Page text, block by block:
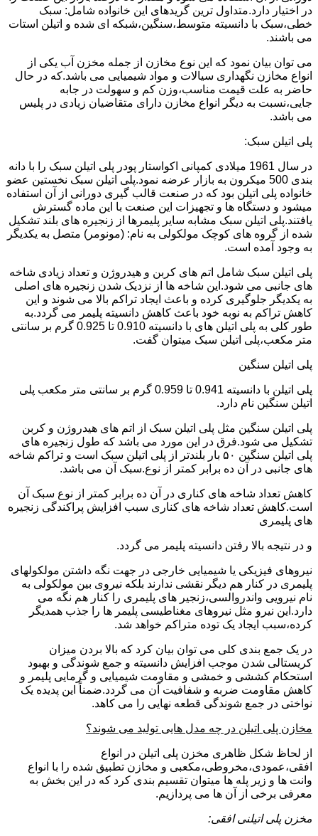
در اختیار دارد.متداول ترین گریدهای این خانواده شامل: سبک
خطی،سبک با دانسیته متوسط،سنگین،شبکه ای شده و اتیلن استات
می باشند.
می توان بیان نمود که این نوع مخازن از جمله مخزن آب یکی از
انواع مخازن نگهداری سیالات و مواد شیمیایی می باشد.که در حال
حاضر به علت قیمت مناسب،وزن کم و سهولت در جابه
جایی،نسبت به دیگر انواع مخازن دارای متقاضیان زیادی در پلیس
می باشد.
پلی اتیلن سبک:
در سال 1961 میلادی کمپانی اکواستار پودر پلی اتیلن سبک را با دانه
بندی 500 میکرون به بازار عرضه نمود.پلی اتیلن سبک نخستین عضو
خانواده پلی اتیلن بود که در صنعت قالب گیری دورانی از آن استفاده
میشود و دستگاه ها و تجهیزات این صنعت با این ماده گسترش
یافتند.پلی اتیلن سبک مشابه سایر پلیمرها از زنجیره های بلند تشکیل
شده از گروه های کوچک مولکولی به نام: (مونومر) متصل به یکدیگر
به وجود آمده است.
پلی اتیلن سبک شامل اتم های کربن و هیدروژن و تعداد زیادی شاخه
های جانبی می شود.این شاخه ها از نزدیک شدن زنجیره های اصلی
به یکدیگر جلوگیری کرده و باعث ایجاد تراکم بالا می شوند و این
کاهش تراکم به نوبه خود باعث کاهش دانسیته پلیمر می گردد.به
طور کلی به پلی اتیلن های با دانسیته 0.910 تا 0.925 گرم بر سانتی
متر مکعب،پلی اتیلن سبک میتوان گفت.
پلی اتیلن سنگین
پلی اتیلن با دانسیته 0.941 تا 0.959 گرم بر سانتی متر مکعب پلی
اتیلن سنگین نام دارد.
پلی اتیلن سنگین مثل پلی اتیلن سبک از اتم های هیدروژن و کربن
تشکیل می شود.فرق در این مورد می باشد که طول زنجیره های
پلی اتیلن سنگین ۵۰ بار بلندتر از پلی اتیلن سبک است و تراکم شاخه
های جانبی در آن ده برابر کمتر از نوع.سبک آن می باشد.
کاهش تعداد شاخه های کناری در آن ده برابر کمتر از نوع سبک آن
است.کاهش تعداد شاخه های کناری سبب افزایش پراکندگی زنجیره
های پلیمری
و در نتیجه بالا رفتن دانسیته پلیمر می گردد.
نیروهای فیزیکی یا شیمیایی خارجی در جهت نگه داشتن مولکولهای
پلیمری در کنار هم دیگر نقشی ندارند بلکه نیروی بین مولکولی به
نام نیرویی واندروالسی،زنجیر های پلیمری را کنار هم نگه می
دارد.این نیرو مثل نیروهای مغناطیسی پلیمر ها را جذب همدیگر
کرده،سبب ایجاد یک توده متراکم خواهد شد.
در یک جمع بندی کلی می توان بیان کرد که بالا بردن میزان
کریستالی شدن موجب افزایش دانسیته و جمع شوندگی و بهبود
استحکام کششی و خمشی و مقاومت شیمیایی و گرمایی پلیمر و
کاهش مقاومت ضربه و شفافیت آن می گردد.ضمناً این پدیده یک
نواختی در جمع شوندگی قطعه نهایی را می کاهد.
مخازن پلی اتیلن در چه مدل هایی تولید می شوند؟
از لحاظ شکل ظاهری مخزن پلی اتیلن در انواع
افقی،عمودی،مخروطی،مکعبی و مخازن تطبیق شده را با انواع
وانت ها و زیر پله ها میتوان تقسیم بندی کرد که در این بخش به
معرفی برخی از آن ها می پردازیم.
مخزن پلی اتیلنی افقی: